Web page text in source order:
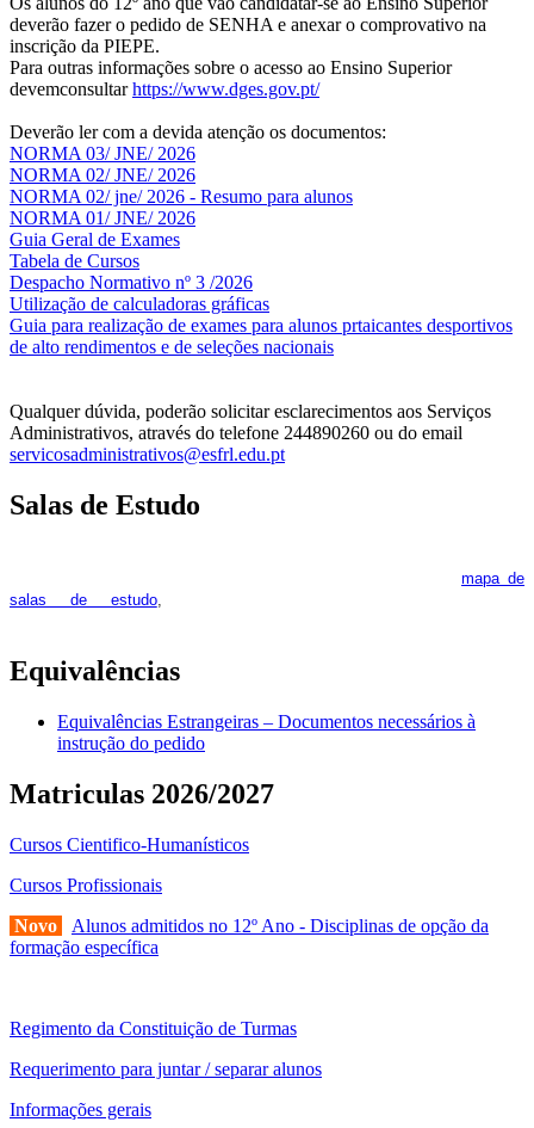
deverão fazer o pedido de SENHA e anexar o comprovativo na
inscrição da PIEPE.
Para outras informações sobre o acesso ao Ensino Superior
devemconsultarhttps://www.dges.gov.pt/
Deverão ler com a devida atenção os documentos:
NORMA 03/ JNE/ 2026
NORMA 02/ JNE/ 2026
NORMA 02/ jne/ 2026 - Resumo para alunos
NORMA 01/ JNE/ 2026
Guia Geral de Exames
Tabela de Cursos
Despacho Normativo nº 3 /2026
Utilização de calculadoras gráficas
Guia para realização de exames para alunos prtaicantes desportivos
de alto rendimentos e de seleções nacionais
Qualquer dúvida, poderão solicitar esclarecimentos aos Serviços
Administrativos, através do telefone 244890260 ou do email
servicosadministrativos@esfrl.edu.pt
Salas de Estudo
mapa de
salas de estudo,
Equivalências
Equivalências Estrangeiras – Documentos necessários à
instrução do pedido
Matriculas 2026/2027
Cursos Cientifico-Humanísticos
Cursos Profissionais
Novo
Alunos admitidos no 12º Ano - Disciplinas de opção da
formação específica
Regimento da Constituição de Turmas
Requerimento para juntar / separar alunos
Informações gerais